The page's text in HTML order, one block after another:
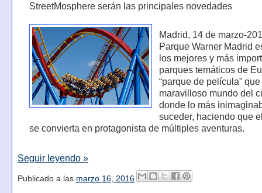
StreetMosphere serán las principales novedades
Madrid, 14 de marzo-
Parque Warner Madrid
los mejores y más
parques temáticos de
“parque de película”
maravilloso mundo del
donde lo más
suceder, haciendo que
se convierta en protagonista de múltiples aventuras.
Seguir leyendo »
Publicado a las marzo 16, 2016